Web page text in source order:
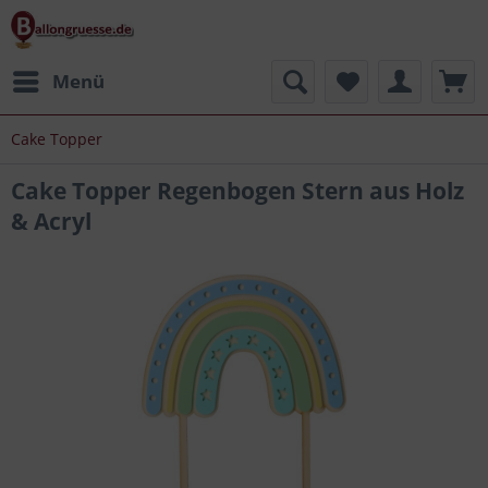
Menü
Cake Topper
Cake Topper Regenbogen Stern aus Holz
& Acryl